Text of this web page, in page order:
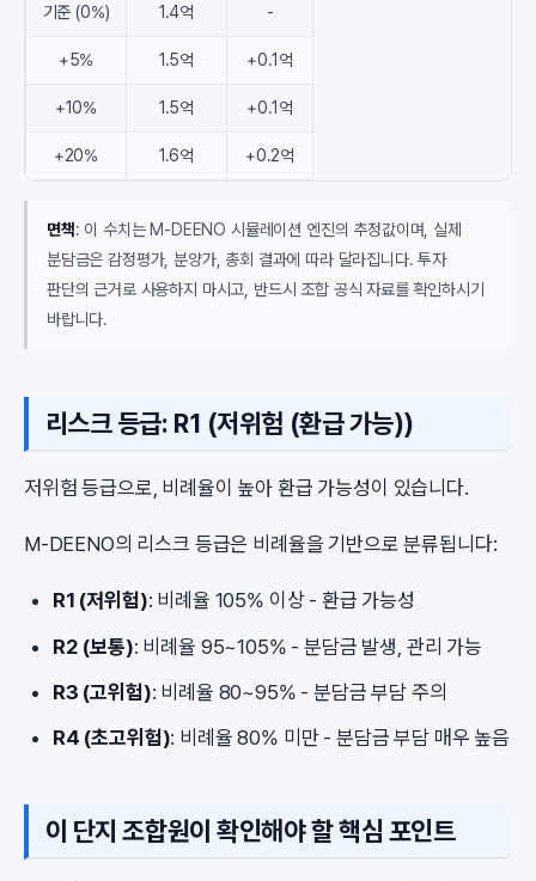
기준 (0%) 1.4억 -
+5% 1.5억 +0.1억
+10% 1.5억 +0.1억
+20% 1.6억 +0.2억
면책: 이 수치는 M-DEENO 시뮬레이션 엔진의 추정값이며, 실제
분담금은 감정평가, 분양가, 총회 결과에 따라 달라집니다. 투자
판단의 근거로 사용하지 마시고, 반드시 조합 공식 자료를 확인하시기
바랍니다.
리스크 등급: R1 (저위험 (환급 가능))
저위험 등급으로, 비례율이 높아 환급 가능성이 있습니다.
M-DEENO의 리스크 등급은 비례율을 기반으로 분류됩니다:
R1 (저위험): 비례율 105% 이상 - 환급 가능성
R2 (보통): 비례율 95~105% - 분담금 발생, 관리 가능
R3 (고위험): 비례율 80~95% - 분담금 부담 주의
R4 (초고위험): 비례율 80% 미만 - 분담금 부담 매우 높음
이 단지 조합원이 확인해야 할 핵심 포인트